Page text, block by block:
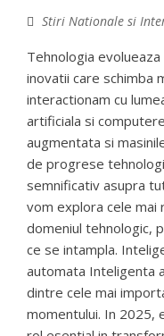
Stiri Nationale si
Tehnologia
inovatii care schimba
interactionam cu
artificiala si
augmentata si
de progrese
semnificativ asupra
vom explora cele
domeniul tehnologic,
ce se intampla.
automata Inteligenta
dintre cele mai
momentului. In 2025,